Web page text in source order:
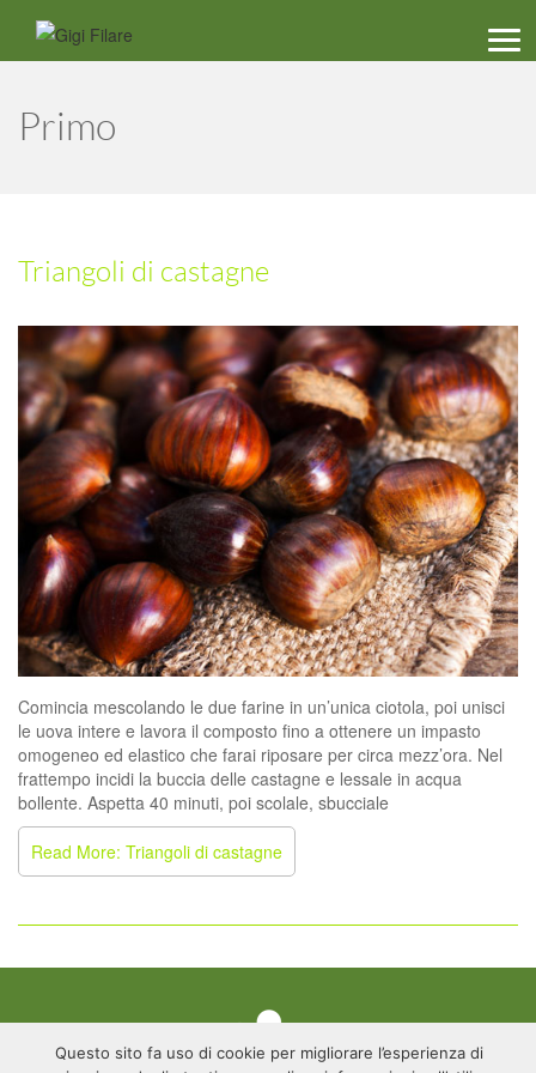
Primo
Triangoli di castagne
Comincia mescolando le due farine in un’unica ciotola, poi unisci
le uova intere e lavora il composto fino a ottenere un impasto
omogeneo ed elastico che farai riposare per circa mezz’ora. Nel
frattempo incidi la buccia delle castagne e lessale in acqua
bollente. Aspetta 40 minuti, poi scolale, sbucciale
Read More: Triangoli di castagne
Questo sito fa uso di cookie per migliorare l’esperienza di